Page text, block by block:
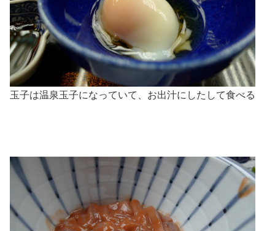
玉子は温泉玉子になっていて、お出汁にしたして食べる